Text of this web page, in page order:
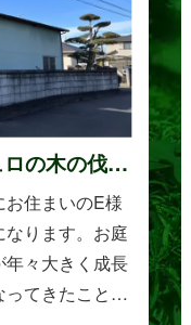
の木の伐採
住まいのE様
ります。お庭
々大きく成長
てきたことか